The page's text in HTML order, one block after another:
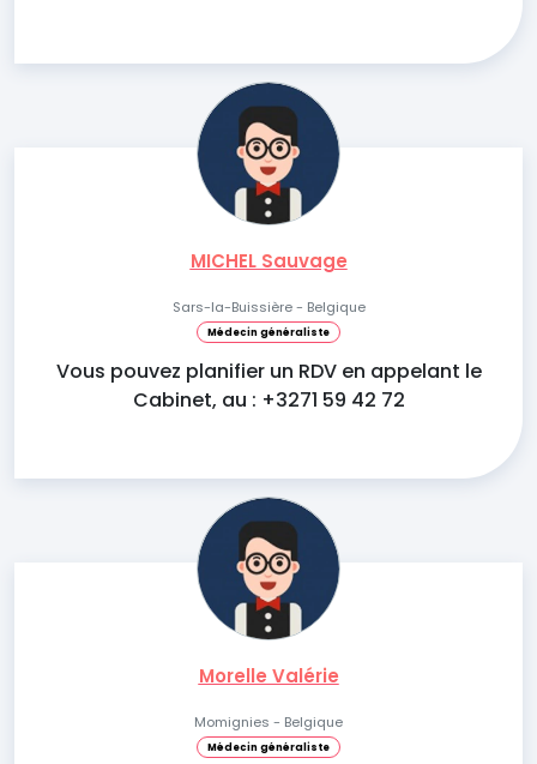
MICHEL Sauvage
Sars-la-Buissière - Belgique
Médecin généraliste
Vous pouvez planifier un RDV en appelant le
Cabinet, au : +3271 59 42 72
Morelle Valérie
Momignies - Belgique
Médecin généraliste